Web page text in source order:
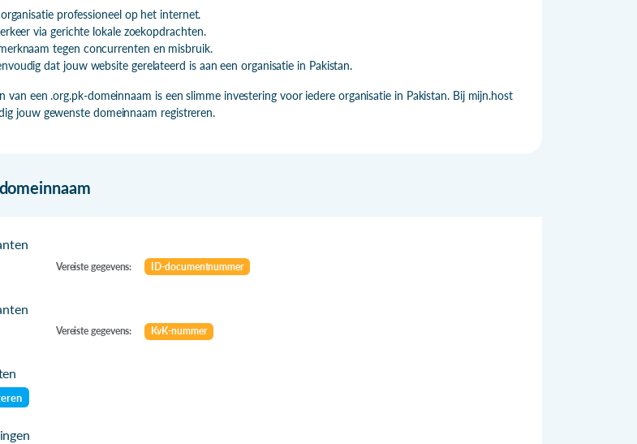
professioneel op het internet.
via gerichte lokale zoekopdrachten.
tegen concurrenten en misbruik.
dat jouw website gerelateerd is aan een organisatie in Pakistan.
van een .org.pk-domeinnaam is een slimme investering voor iedere organisatie in Pakistan. Bij mijn.host
jouw gewenste domeinnaam registreren.
Vereiste gegevens: ID-documentnummer
Vereiste gegevens: KvK-nummer